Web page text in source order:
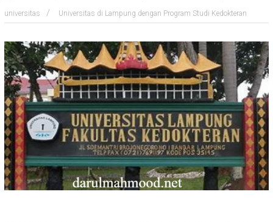
universitas Universitas di Lampung dengan Program Studi Kedokteran